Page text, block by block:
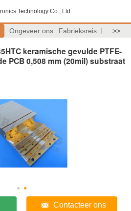
Technology Co., Ltd
Ongeveer ons Fabrieksreis >>
keramische gevulde PTFE-
PCB 0,508 mm (20mil) substraat
Contacteer ons